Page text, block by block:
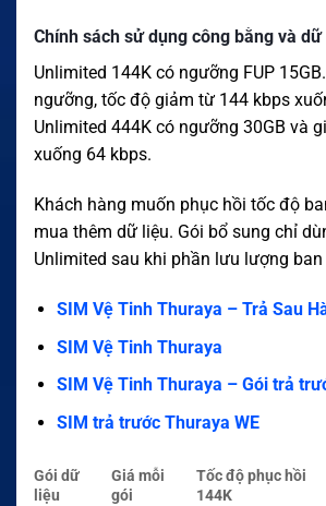
Chính sách sử dụng công bằng và
Unlimited 144K có ngưỡng FUP
ngưỡng, tốc độ giảm từ 144 kbps
Unlimited 444K có ngưỡng 30GB và
xuống 64 kbps.
Khách hàng muốn phục hồi tốc độ
mua thêm dữ liệu. Gói bổ sung chỉ
Unlimited sau khi phần lưu lượng
SIM Vệ Tinh Thuraya – Trả Sau
SIM Vệ Tinh Thuraya
SIM Vệ Tinh Thuraya – Gói trả
SIM trả trước Thuraya WE
Gói dữ
liệu
Giá mỗi
gói
Tốc độ phục hồi
144K